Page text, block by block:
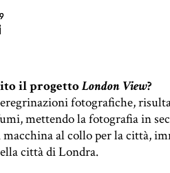
il progettoLondon View?
fotografiche,
mettendo la fotografia in
al collo per la città,
città di Londra.